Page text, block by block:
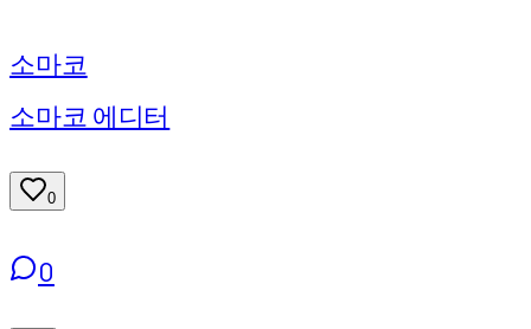
소마코
소마코 에디터
0
0